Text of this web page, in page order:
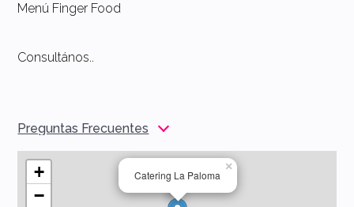
Menú Finger Food
Consultános..
Preguntas Frecuentes
Catering La Paloma
×
+
−